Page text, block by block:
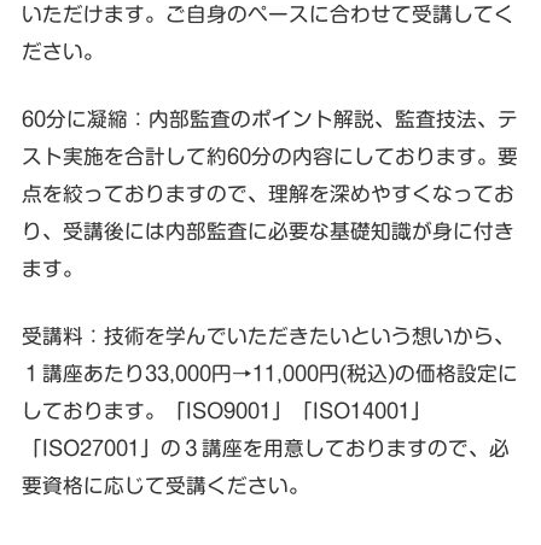
いただけます。ご自身のペースに合わせて受講してく
ださい。
60分に凝縮：内部監査のポイント解説、監査技法、テ
スト実施を合計して約60分の内容にしております。要
点を絞っておりますので、理解を深めやすくなってお
り、受講後には内部監査に必要な基礎知識が身に付き
ます。
受講料：技術を学んでいただきたいという想いから、
１講座あたり33,000円→11,000円(税込)の価格設定に
しております。「ISO9001」「ISO14001」
「ISO27001」の３講座を用意しておりますので、必
要資格に応じて受講ください。